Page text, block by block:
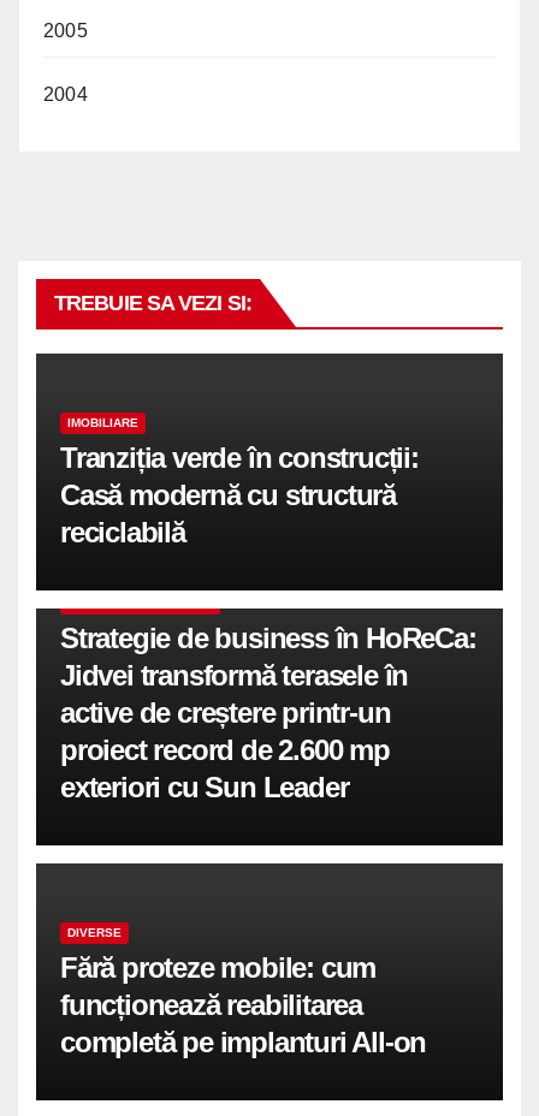
2005
2004
TREBUIE SA VEZI SI:
IMOBILIARE
Tranziția verde în construcții:
Casă modernă cu structură
reciclabilă
Strategie de business în HoReCa:
Jidvei transformă terasele în
active de creștere printr-un
proiect record de 2.600 mp
exteriori cu Sun Leader
DIVERSE
Fără proteze mobile: cum
funcționează reabilitarea
completă pe implanturi All-on